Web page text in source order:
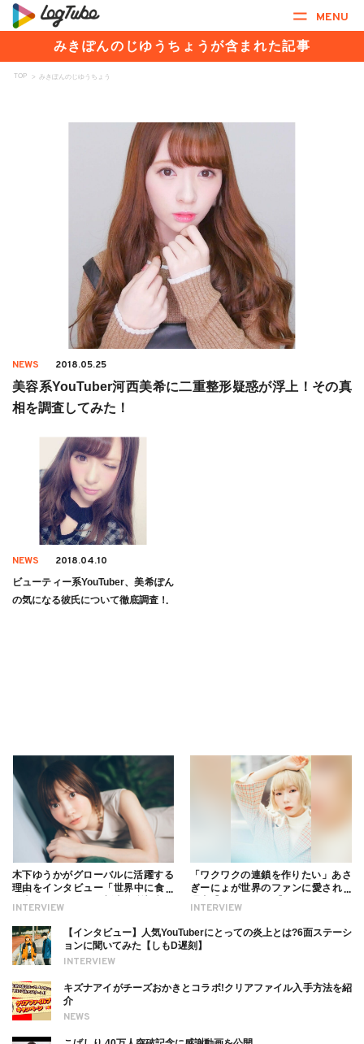
MENU
みきぽんのじゆうちょうが含まれた記事
TOP > みきぽんのじゆうちょう
NEWS 2018.05.25
美容系YouTuber河西美希に二重整形疑惑が浮上！その真
相を調査してみた！
NEWS 2018.04.10
ビューティー系YouTuber、美希ぽん
の気になる彼氏について徹底調査！
INTERVIEW
木下ゆうかがグローバルに活躍する
理由をインタビュー「世界中に食べ
ついても
INTERVIEW
「ワクワクの連鎖を作りたい」あさ
ぎーにょが世界のファンに愛される
INTERVIEW
【インタビュー】人気YouTuberにとっての炎上とは?6面ステーシ
ョンに聞いてみた【しもD遅刻】
NEWS
キズナアイがチーズおかきとコラボ!クリアファイル入手方法を紹
介